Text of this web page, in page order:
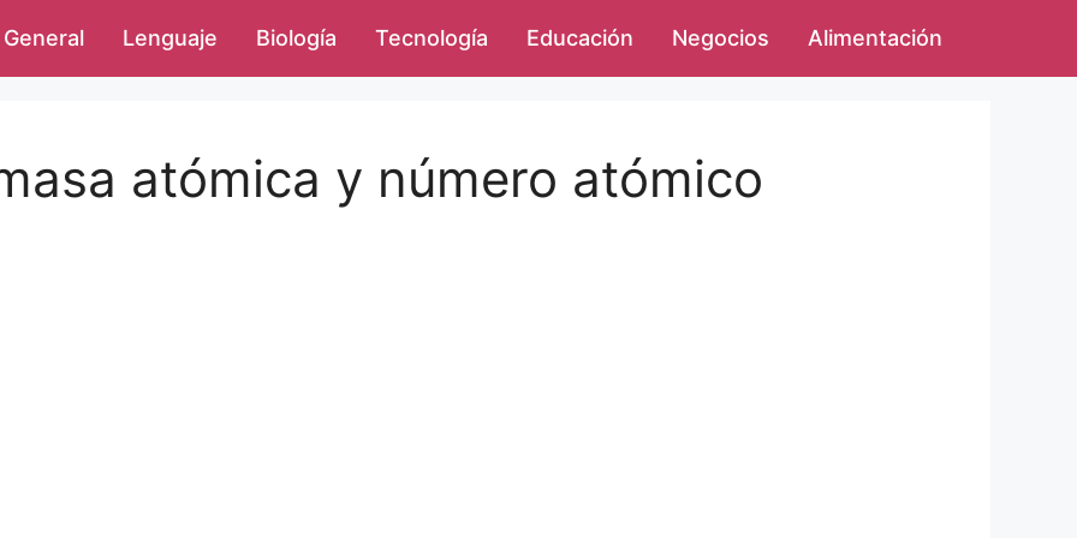
General Lenguaje Biología Tecnología Educación Negocios Alimentación
atómica y número atómico